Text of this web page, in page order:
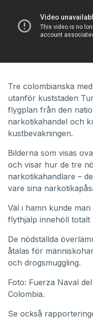
Tre colombianska
utanför kuststaden
flygplan från den
narkotikahandel och
kustbevakningen.
Bilderna som visas
och visar hur de tre
narkotikahandlare –
vare sina
Väl i hamn kunde
flythjälp innehöll totalt
De nödställda
åtalas för
och drogsmuggling.
Foto: Fuerza Naval
Colombia.
Se också